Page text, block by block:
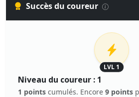
Succès du coureur
LVL 1
Niveau du coureur : 1
1 points cumulés. Encore 9 points